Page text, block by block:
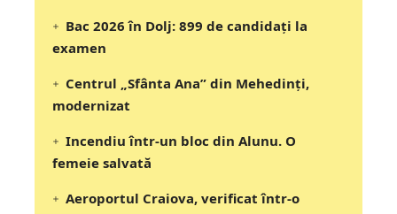
Bac 2026 în Dolj: 899 de candidați la
examen
Centrul „Sfânta Ana” din Mehedinți,
modernizat
Incendiu într-un bloc din Alunu. O
femeie salvată
Aeroportul Craiova, verificat într-o